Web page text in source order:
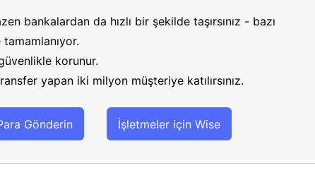
bankalardan da hızlı bir şekilde taşırsınız - bazı
korunur.
yapan iki milyon müşteriye katılırsınız.
Gönderin İşletmeler için Wise